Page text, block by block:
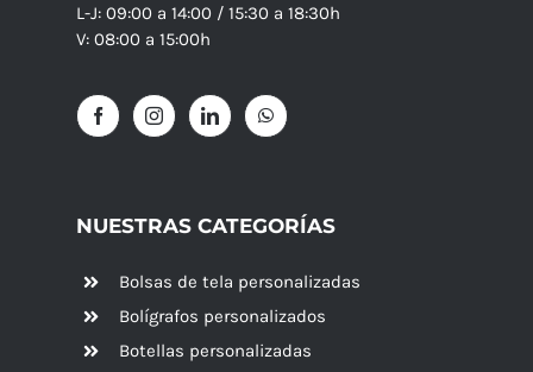
L-J: 09:00 a 14:00 / 15:30 a 18:30h
V: 08:00 a 15:00h
NUESTRAS CATEGORÍAS
Bolsas de tela personalizadas
Bolígrafos personalizados
Botellas personalizadas